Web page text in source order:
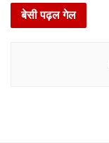
बेसी पढ़ल गेल